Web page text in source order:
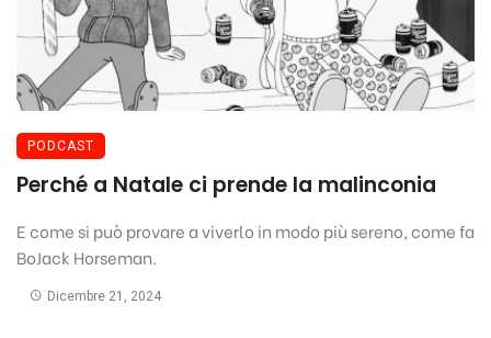
PODCAST
Perché a Natale ci prende la malinconia
E come si può provare a viverlo in modo più sereno, come fa
BoJack Horseman.
Dicembre 21, 2024